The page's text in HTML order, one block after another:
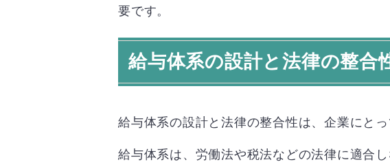
要です。
給与体系の設計と法律の整合
給与体系の設計と法律の整合性は、企業にとっ
給与体系は、労働法や税法などの法律に適合